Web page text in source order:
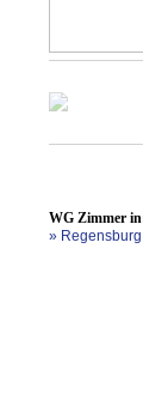
WG Zimmer
»